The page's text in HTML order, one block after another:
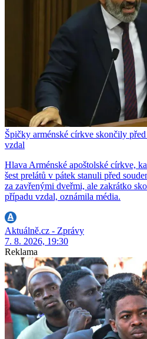
Špičky arménské církve skončily
vzdal
Hlava Arménské apoštolské církve,
šest prelátů v pátek stanuli před
za zavřenými dveřmi, ale zakrátko
případu vzdal, oznámila média.
Aktuálně.cz - Zprávy
7. 8. 2026, 19:30
Reklama